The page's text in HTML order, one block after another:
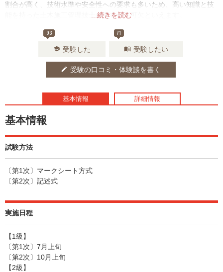
...続きを読む
割合が高く、技術水準や安全性への要求も多いため、高い知識と技
能を持った土木施工管理技士の存在が不可欠といえます。
93
school 受験した
71
menu_book 受験したい
edit 受験の口コミ・体験談を書く
基本情報 詳細情報
基本情報
試験方法
〔第1次〕マークシート方式
〔第2次〕記述式
実施日程
【1級】
〔第1次〕7月上旬
〔第2次〕10月上旬
【2級】